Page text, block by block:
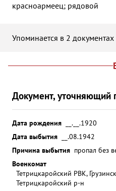
красноармеец; рядовой
Упоминается в 2 документах
Документ, уточняющий
Дата рождения
__.__.1920
Дата выбытия
__.08.1942
Причина выбытия пропал без
Военкомат
Тетрицкаройский РВК,
Тетрицкаройский р-н